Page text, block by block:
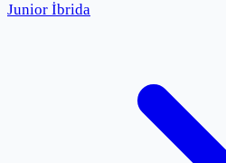
Junior İbrida